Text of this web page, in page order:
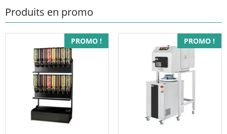
Produits en promo
PROMO ! PROMO !